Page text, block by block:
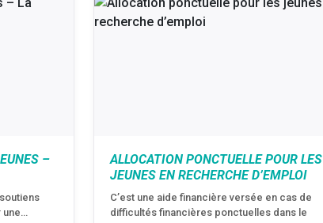
–
une…
ALLOCATION PONCTUELLE POUR LES
JEUNES EN RECHERCHE D’EMPLOI
C’est une aide financière versée en cas de
difficultés financières ponctuelles dans le